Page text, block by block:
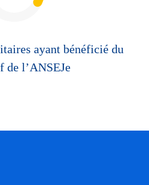
ayant bénéficié du
de l’ANSEJe